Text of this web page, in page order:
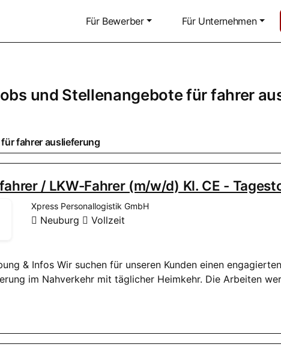
Für Bewerber Für Unternehmen
und Stellenangebote für fahrer
fahrer auslieferung
/ LKW-Fahrer (m/w/d) Kl. CE -
Xpress Personallogistik GmbH
Neuburg Vollzeit
& Infos Wir suchen für unseren Kunden einen engagierten
im Nahverkehr mit täglicher Heimkehr. Die Arbeiten